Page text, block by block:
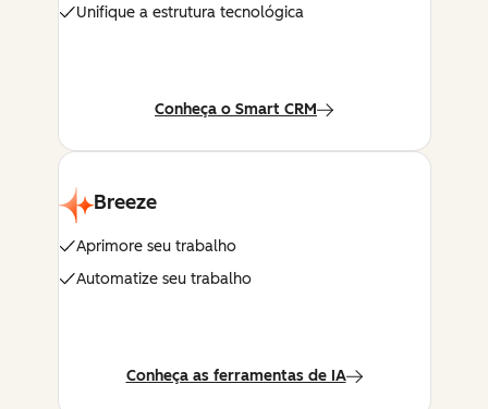
Unifique a estrutura tecnológica
Conheça o Smart CRM
Breeze
Aprimore seu trabalho
Automatize seu trabalho
Conheça as ferramentas de IA